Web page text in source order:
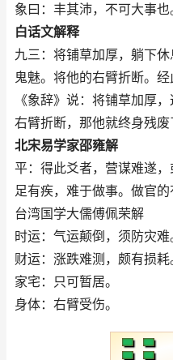
象曰：丰其沛，不可大事也
白话文解释
九三：将铺草加厚，躺下
鬼魅。将他的右臂折断。经
《象辞》说：将铺草加厚
右臂折断，那他就终身残废
北宋易学家邵雍解
平：得此爻者，营谋难遂
足有疾，难于做事。做官的
台湾国学大儒傅佩荣解
时运：气运颠倒，须防灾难
财运：涨跌难测，颇有损耗
家宅：只可暂居。
身体：右臂受伤。